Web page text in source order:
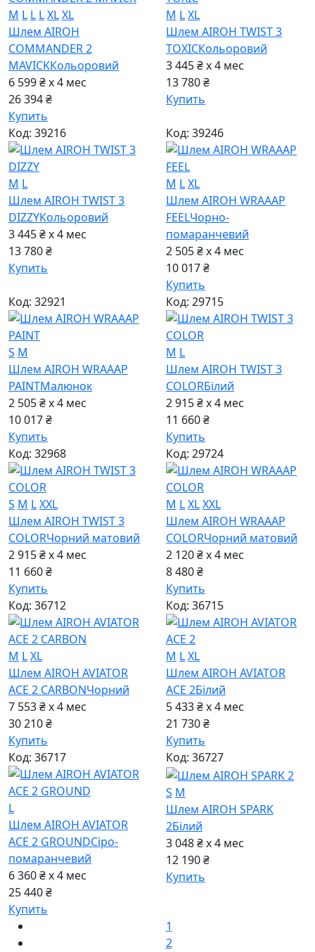
M L L LXLXL
Шлем AIROH
COMMANDER 2
MAVICKКольоровий
6 599 ₴ x 4 мес
26 394 ₴
Купить
M LXL
Шлем AIROH TWIST 3
TOXICКольоровий
3 445 ₴ x 4 мес
13 780 ₴
Купить
Код: 39216
M L
Шлем AIROH TWIST 3
DIZZYКольоровий
3 445 ₴ x 4 мес
13 780 ₴
Купить
Код: 39246
M LXL
Шлем AIROH WRAAAP
FEELЧорно-
помаранчевий
2 505 ₴ x 4 мес
10 017 ₴
Купить
Код: 32921
S M
Шлем AIROH WRAAAP
PAINTМалюнок
2 505 ₴ x 4 мес
10 017 ₴
Купить
Код: 29715
M L
Шлем AIROH TWIST 3
COLORБiлий
2 915 ₴ x 4 мес
11 660 ₴
Купить
Код: 32968
S M LXXL
Шлем AIROH TWIST 3
COLORЧорний матовий
2 915 ₴ x 4 мес
11 660 ₴
Купить
Код: 29724
M LXLXXL
Шлем AIROH WRAAAP
COLORЧорний матовий
2 120 ₴ x 4 мес
8 480 ₴
Купить
Код: 36712
M LXL
Шлем AIROH AVIATOR
ACE 2 CARBONЧорний
7 553 ₴ x 4 мес
30 210 ₴
Купить
Код: 36715
M LXL
Шлем AIROH AVIATOR
ACE 2Бiлий
5 433 ₴ x 4 мес
21 730 ₴
Купить
Код: 36717
L
Шлем AIROH AVIATOR
ACE 2 GROUNDСiро-
помаранчевий
6 360 ₴ x 4 мес
25 440 ₴
Купить
Код: 36727
S M
Шлем AIROH SPARK
2Бiлий
3 048 ₴ x 4 мес
12 190 ₴
Купить
1
2